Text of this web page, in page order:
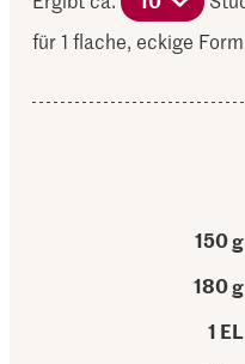
für 1 flache, eckige
150 g
180 g
1 EL